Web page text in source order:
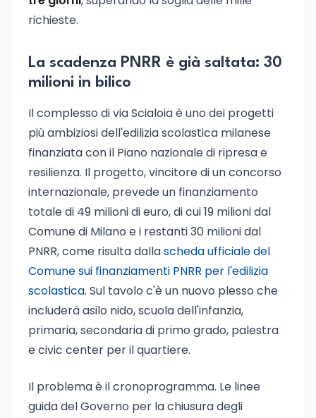
richieste.
La scadenza PNRR è già saltata: 30
milioni in bilico
Il complesso di via Scialoia è uno dei progetti
più ambiziosi dell'edilizia scolastica milanese
finanziata con il Piano nazionale di ripresa e
resilienza. Il progetto, vincitore di un concorso
internazionale, prevede un finanziamento
totale di 49 milioni di euro, di cui 19 milioni dal
Comune di Milano e i restanti 30 milioni dal
PNRR, come risulta dallascheda ufficiale del
Comune sui finanziamenti PNRR per l'edilizia
scolastica. Sul tavolo c'è un nuovo plesso che
includerà asilo nido, scuola dell'infanzia,
primaria, secondaria di primo grado, palestra
e civic center per il quartiere.
Il problema è il cronoprogramma. Le linee
guida del Governo per la chiusura degli